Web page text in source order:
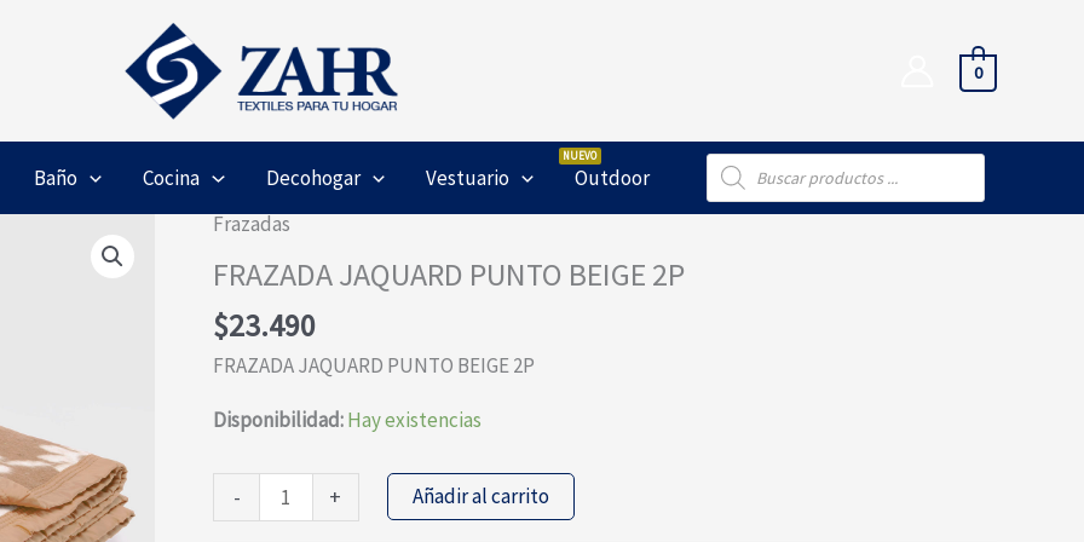
0
Baño Cocina Decohogar Vestuario Outdoor
Búsqueda
de
productos
Frazadas
FRAZADA JAQUARD PUNTO BEIGE 2P
$23.490
FRAZADA JAQUARD PUNTO BEIGE 2P
Disponibilidad:Hay existencias
-
FRAZADA
JAQUARD
+ Añadir al carrito